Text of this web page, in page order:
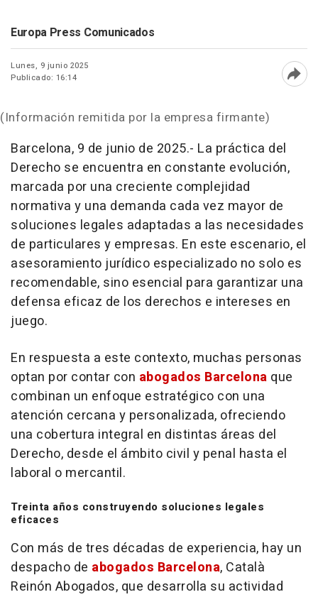
Europa Press Comunicados
Lunes, 9 junio 2025
Publicado: 16:14
(Información remitida por la empresa firmante)
Barcelona, 9 de junio de 2025.- La práctica del
Derecho se encuentra en constante evolución,
marcada por una creciente complejidad
normativa y una demanda cada vez mayor de
soluciones legales adaptadas a las necesidades
de particulares y empresas. En este escenario, el
asesoramiento jurídico especializado no solo es
recomendable, sino esencial para garantizar una
defensa eficaz de los derechos e intereses en
juego.
En respuesta a este contexto, muchas personas
optan por contar con abogados Barcelona que
combinan un enfoque estratégico con una
atención cercana y personalizada, ofreciendo
una cobertura integral en distintas áreas del
Derecho, desde el ámbito civil y penal hasta el
laboral o mercantil.
Treinta años construyendo soluciones legales
eficaces
Con más de tres décadas de experiencia, hay un
despacho de abogados Barcelona, Català
Reinón Abogados, que desarrolla su actividad